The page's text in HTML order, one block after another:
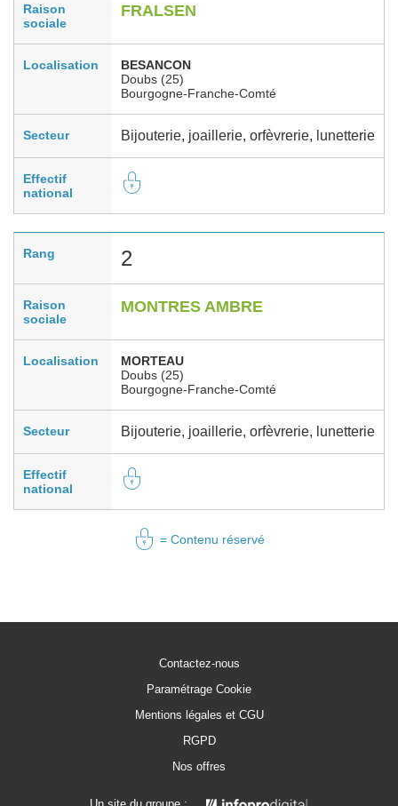
Raison
sociale
FRALSEN
Localisation
BESANCON
Doubs (25)
Bourgogne-Franche-Comté
Secteur Bijouterie, joaillerie, orfèvrerie, lunetterie
Effectif
national
Rang 2
Raison
sociale
MONTRES AMBRE
Localisation
MORTEAU
Doubs (25)
Bourgogne-Franche-Comté
Secteur Bijouterie, joaillerie, orfèvrerie, lunetterie
Effectif
national
= Contenu réservé
Contactez-nous
Paramétrage Cookie
Mentions légales et CGU
RGPD
Nos offres